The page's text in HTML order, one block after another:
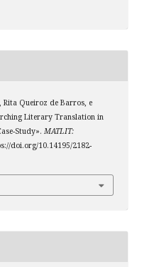
Rita Queiroz de Barros, e
Literary Translation in
Study». MATLIT:
doi.org/10.14195/2182-